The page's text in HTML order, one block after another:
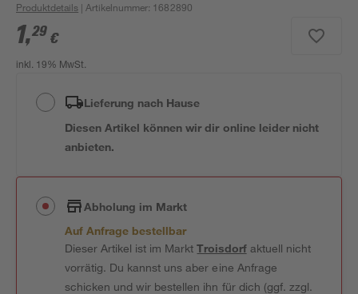
Produktdetails | Artikelnummer: 1682890
1,29 €
inkl. 19% MwSt.
Lieferung nach Hause
Diesen Artikel können wir dir online leider nicht
anbieten.
Abholung im Markt
Auf Anfrage bestellbar
Dieser Artikel ist im MarktTroisdorfaktuell nicht
vorrätig. Du kannst uns aber eine Anfrage
schicken und wir bestellen ihn für dich (ggf. zzgl.